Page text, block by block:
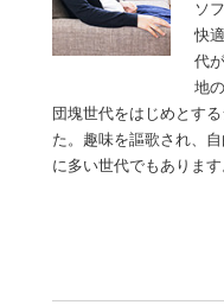
ソ
快
代
地
団塊世代をはじめとす
た。趣味を謳歌され、
に多い世代でもありま